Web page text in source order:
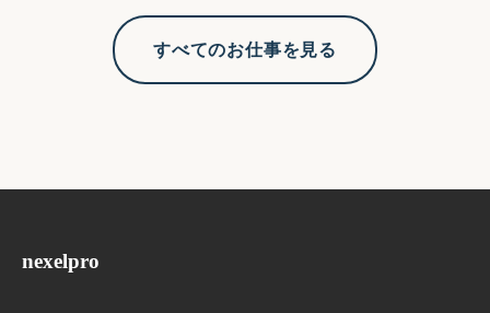
すべてのお仕事を見る
nexelpro